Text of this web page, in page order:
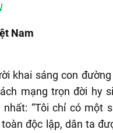
Nam
khai sáng con
mạng trọn đời hy
“Tôi chỉ có một
độc lập, dân ta